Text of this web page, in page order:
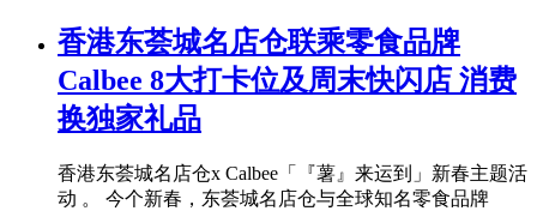
香港东荟城名店仓联乘零食品牌
Calbee 8大打卡位及周末快闪店 消费
换独家礼品
香港东荟城名店仓x Calbee「『薯』来运到」新春主题活
动 。 今个新春，东荟城名店仓与全球知名零食品牌